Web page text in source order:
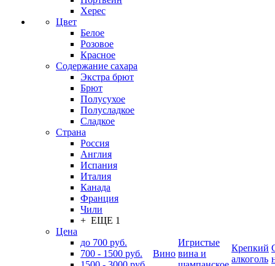
Херес
Цвет
Белое
Розовое
Красное
Содержание сахара
Экстра брют
Брют
Полусухое
Полусладкое
Сладкое
Страна
Россия
Англия
Испания
Италия
Канада
Франция
Чили
+ ЕЩЕ 1
Цена
до 700 руб.
700 - 1500 руб.
Вино
Игристые
вина и
Крепкий
алкоголь